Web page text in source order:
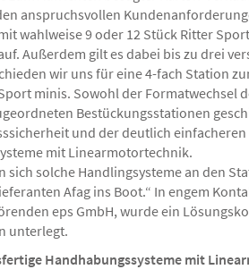
anspruchsvollen
wahlweise 9 oder 12 Stück Ritter
Außerdem gilt es dabei bis zu drei
wir uns für eine 4-fach Station
minis. Sowohl der Formatwechsel
Bestückungsstationen
und der deutlich
mit Linearmotortechnik.
sich solche Handlingsysteme an den
Afag ins Boot.“ In engem
eps GmbH, wurde ein
unterlegt.
Handhabungssysteme mit